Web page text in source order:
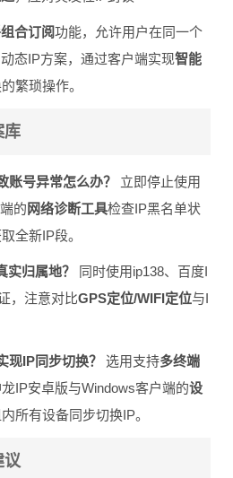
合订阅功能，允许用户在同一个
态IP方案，通过客户端实现智能
繁琐操作。
库
账号异常怎么办？
立即停止使用
的 网络诊断工具检查IP黑名单状
全新IP段。
实归属地？
同时使用ip138、百度I
，注意对比GPS定位/WIFI定位与I
现IP同步切换？ 选用支持多终端
IP安卓版与Windows客户端的设
所有设备同步切换IP。
议